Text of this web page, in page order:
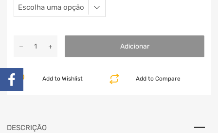
Adicionar
Add to Compare
Add to Wishlist
DESCRIÇÃO